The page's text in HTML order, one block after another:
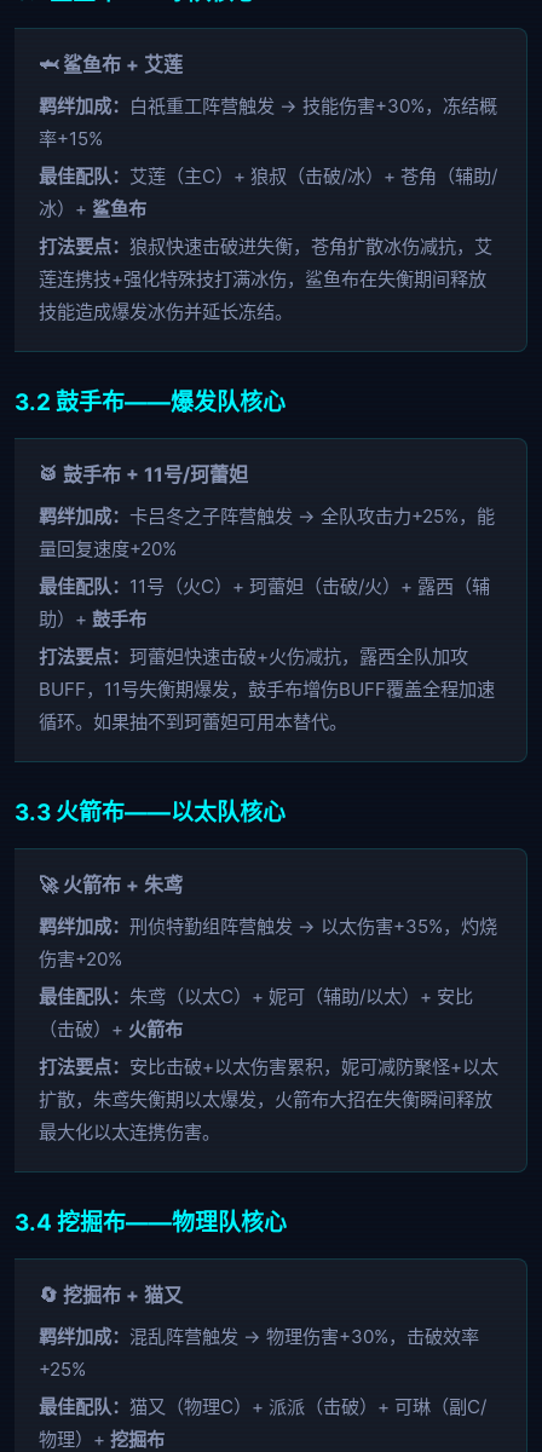
🦈 鲨鱼布 + 艾莲
羁绊加成： 白祇重工阵营触发 → 技能伤害+30%，冻结概
率+15%
最佳配队： 艾莲（主C）+ 狼叔（击破/冰）+ 苍角（辅助/
冰）+ 鲨鱼布
打法要点： 狼叔快速击破进失衡，苍角扩散冰伤减抗，艾
莲连携技+强化特殊技打满冰伤，鲨鱼布在失衡期间释放
技能造成爆发冰伤并延长冻结。
3.2 鼓手布——爆发队核心
🥁 鼓手布 + 11号/珂蕾妲
羁绊加成： 卡吕冬之子阵营触发 → 全队攻击力+25%，能
量回复速度+20%
最佳配队： 11号（火C）+ 珂蕾妲（击破/火）+ 露西（辅
助）+ 鼓手布
打法要点： 珂蕾妲快速击破+火伤减抗，露西全队加攻
BUFF，11号失衡期爆发，鼓手布增伤BUFF覆盖全程加速
循环。如果抽不到珂蕾妲可用本替代。
3.3 火箭布——以太队核心
🚀 火箭布 + 朱鸢
羁绊加成： 刑侦特勤组阵营触发 → 以太伤害+35%，灼烧
伤害+20%
最佳配队： 朱鸢（以太C）+ 妮可（辅助/以太）+ 安比
（击破）+ 火箭布
打法要点： 安比击破+以太伤害累积，妮可减防聚怪+以太
扩散，朱鸢失衡期以太爆发，火箭布大招在失衡瞬间释放
最大化以太连携伤害。
3.4 挖掘布——物理队核心
🔄 挖掘布 + 猫又
羁绊加成： 混乱阵营触发 → 物理伤害+30%，击破效率
+25%
最佳配队： 猫又（物理C）+ 派派（击破）+ 可琳（副C/
物理）+ 挖掘布